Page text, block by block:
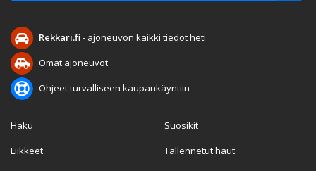
Rekkari.fi- ajoneuvon kaikki tiedot heti
Omat ajoneuvot
Ohjeet turvalliseen kaupankäyntiin
Haku
Liikkeet
Suosikit
Tallennetut haut